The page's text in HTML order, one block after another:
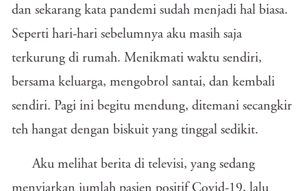
dan sekarang kata pandemi sudah menjadi hal biasa.
Seperti hari-hari sebelumnya aku masih saja
terkurung di rumah. Menikmati waktu sendiri,
bersama keluarga, mengobrol santai, dan kembali
sendiri. Pagi ini begitu mendung, ditemani secangkir
teh hangat dengan biskuit yang tinggal sedikit.
Aku melihat berita di televisi, yang sedang
menyiarkan jumlah pasien positif Covid-19, lalu